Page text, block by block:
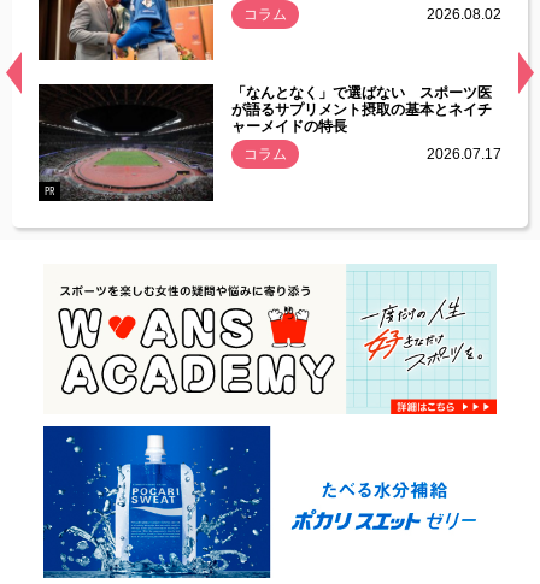
常
コラム
2026.08.02
PR
「なんとなく」で選ばない スポーツ医
が語るサプリメント摂取の基本とネイチ
ャーメイドの特長
コラム
2026.07.17